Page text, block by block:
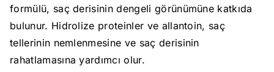
formülü, saç derisinin dengeli görünümüne katkıda
bulunur. Hidrolize proteinler ve allantoin, saç
tellerinin nemlenmesine ve saç derisinin
rahatlamasına yardımcı olur.